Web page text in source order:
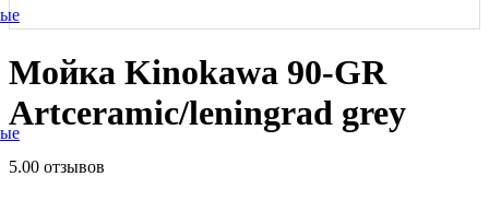
Мойка Kinokawa 90-GR
Artceramic/leningrad grey
5.00 отзывов